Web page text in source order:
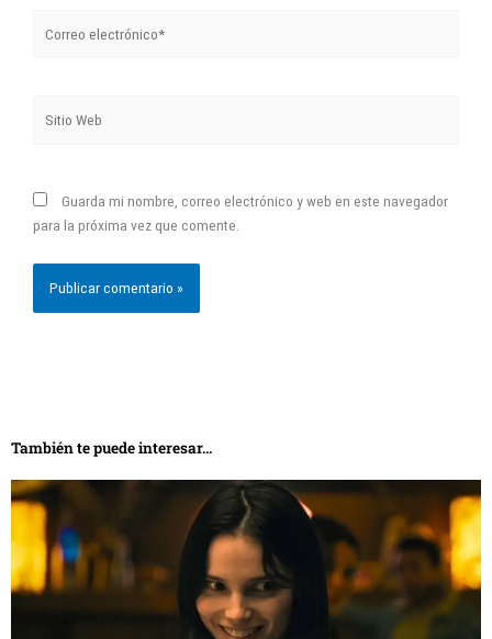
electrónico*
Web
Guarda mi nombre, correo electrónico y web en este navegador
para la próxima vez que comente.
También te puede interesar...